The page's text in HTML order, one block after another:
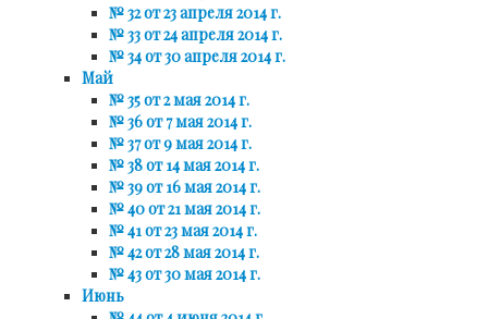
№ 32 от 23 апреля 2014 г.
№ 33 от 24 апреля 2014 г.
№ 34 от 30 апреля 2014 г.
Май
№ 35 от 2 мая 2014 г.
№ 36 от 7 мая 2014 г.
№ 37 от 9 мая 2014 г.
№ 38 от 14 мая 2014 г.
№ 39 от 16 мая 2014 г.
№ 40 от 21 мая 2014 г.
№ 41 от 23 мая 2014 г.
№ 42 от 28 мая 2014 г.
№ 43 от 30 мая 2014 г.
Июнь